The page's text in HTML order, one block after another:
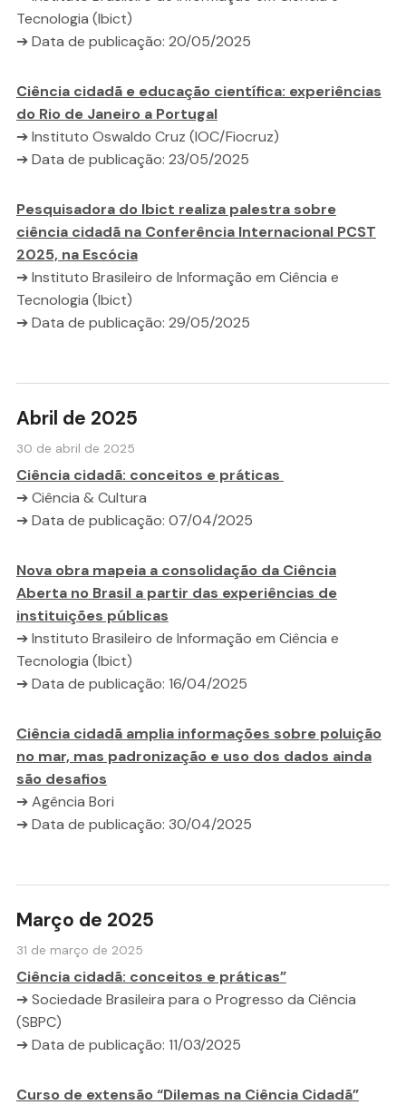
Tecnologia (Ibict)
➔ Data de publicação: 20/05/2025
Ciência cidadã e educação científica: experiências
do Rio de Janeiro a Portugal
➔ Instituto Oswaldo Cruz (IOC/Fiocruz)
➔ Data de publicação: 23/05/2025
Pesquisadora do Ibict realiza palestra sobre
ciência cidadã na Conferência Internacional PCST
2025, na Escócia
➔ Instituto Brasileiro de Informação em Ciência e
Tecnologia (Ibict)
➔ Data de publicação: 29/05/2025
Abril de 2025
30 de abril de 2025
Ciência cidadã: conceitos e práticas
➔ Ciência & Cultura
➔ Data de publicação: 07/04/2025
Nova obra mapeia a consolidação da Ciência
Aberta no Brasil a partir das experiências de
instituições públicas
➔ Instituto Brasileiro de Informação em Ciência e
Tecnologia (Ibict)
➔ Data de publicação: 16/04/2025
Ciência cidadã amplia informações sobre poluição
no mar, mas padronização e uso dos dados ainda
são desafios
➔ Agência Bori
➔ Data de publicação: 30/04/2025
Março de 2025
31 de março de 2025
Ciência cidadã: conceitos e práticas”
➔ Sociedade Brasileira para o Progresso da Ciência
(SBPC)
➔ Data de publicação: 11/03/2025
Curso de extensão “Dilemas na Ciência Cidadã”